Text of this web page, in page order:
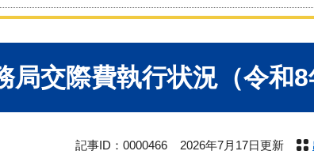
局交際費執行状況（令和8
記事ID：0000466 2026年7月17日更新